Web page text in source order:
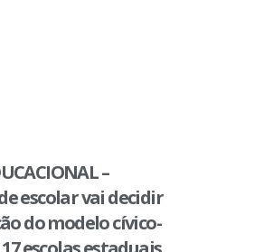
–
escolar vai decidir
do modelo cívico-